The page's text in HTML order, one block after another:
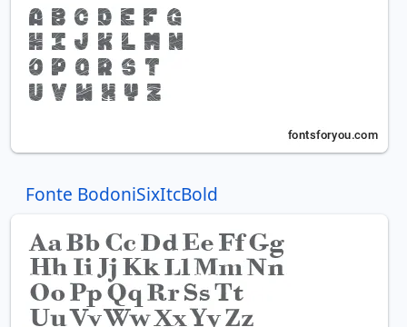
Fonte BodoniSixItcBold